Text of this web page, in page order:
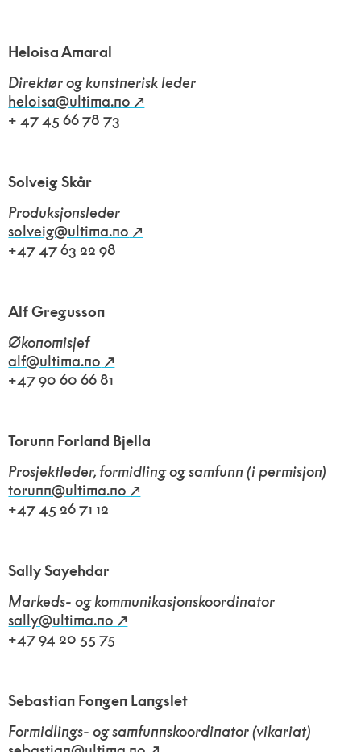
Heloisa Amaral
Direktør og kunstnerisk leder
heloisa@ultima.no
+ 47 45 66 78 73
Solveig Skår
Produksjonsleder
solveig@ultima.no
+47 47 63 22 98
Alf Gregusson
Økonomisjef
alf@ultima.no
+47 90 60 66 81
Torunn Forland Bjella
Prosjektleder, formidling og samfunn (i permisjon)
torunn@ultima.no
+47 45 26 71 12
Sally Sayehdar
Markeds- og kommunikasjonskoordinator
sally@ultima.no
+47 94 20 55 75
Sebastian Fongen Langslet
Formidlings- og samfunnskoordinator (vikariat)